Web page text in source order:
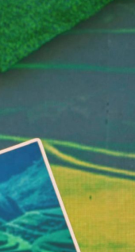
በአዲስ
እቅድበይዘት ስራዎቹ
እና የወል ትርክትን
ይገኛል